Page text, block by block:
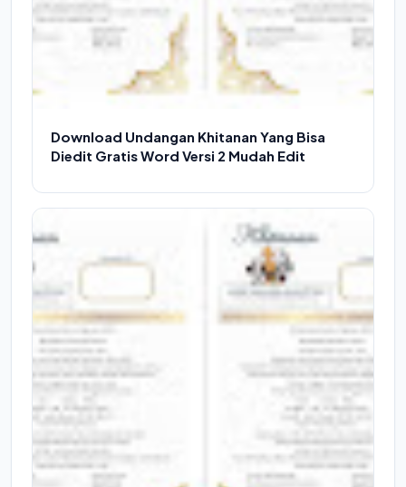
Download Undangan Khitanan Yang Bisa
Diedit Gratis Word Versi 2 Mudah Edit